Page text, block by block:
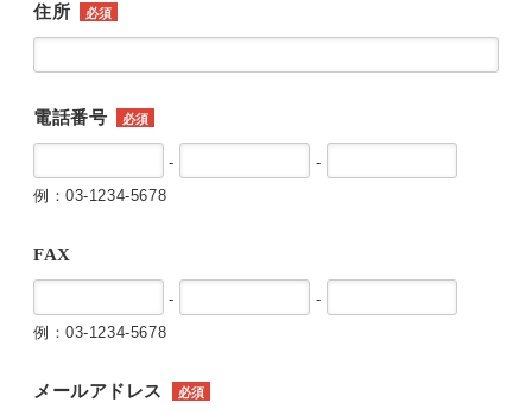
住所 必須
電話番号 必須
-
-
例：03-1234-5678
FAX
-
-
例：03-1234-5678
メールアドレス 必須